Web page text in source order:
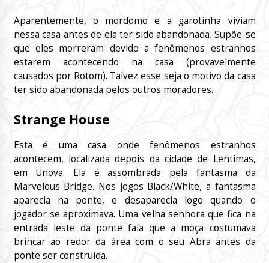
Aparentemente, o mordomo e a garotinha viviam
nessa casa antes de ela ter sido abandonada. Supõe-se
que eles morreram devido a fenômenos estranhos
estarem acontecendo na casa (provavelmente
causados por Rotom). Talvez esse seja o motivo da casa
ter sido abandonada pelos outros moradores.
Strange House
Esta é uma casa onde fenômenos estranhos
acontecem, localizada depois da cidade de Lentimas,
em Unova. Ela é assombrada pela fantasma da
Marvelous Bridge. Nos jogos Black/White, a fantasma
aparecia na ponte, e desaparecia logo quando o
jogador se aproximava. Uma velha senhora que fica na
entrada leste da ponte fala que a moça costumava
brincar ao redor da área com o seu Abra antes da
ponte ser construída.